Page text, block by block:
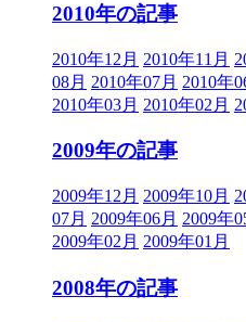
2010年の記事
2010年12月 2010年11月
08月 2010年07月 2010年
2010年03月 2010年02月
2009年の記事
2009年12月 2009年10月
07月 2009年06月 2009年
2009年02月 2009年01月
2008年の記事